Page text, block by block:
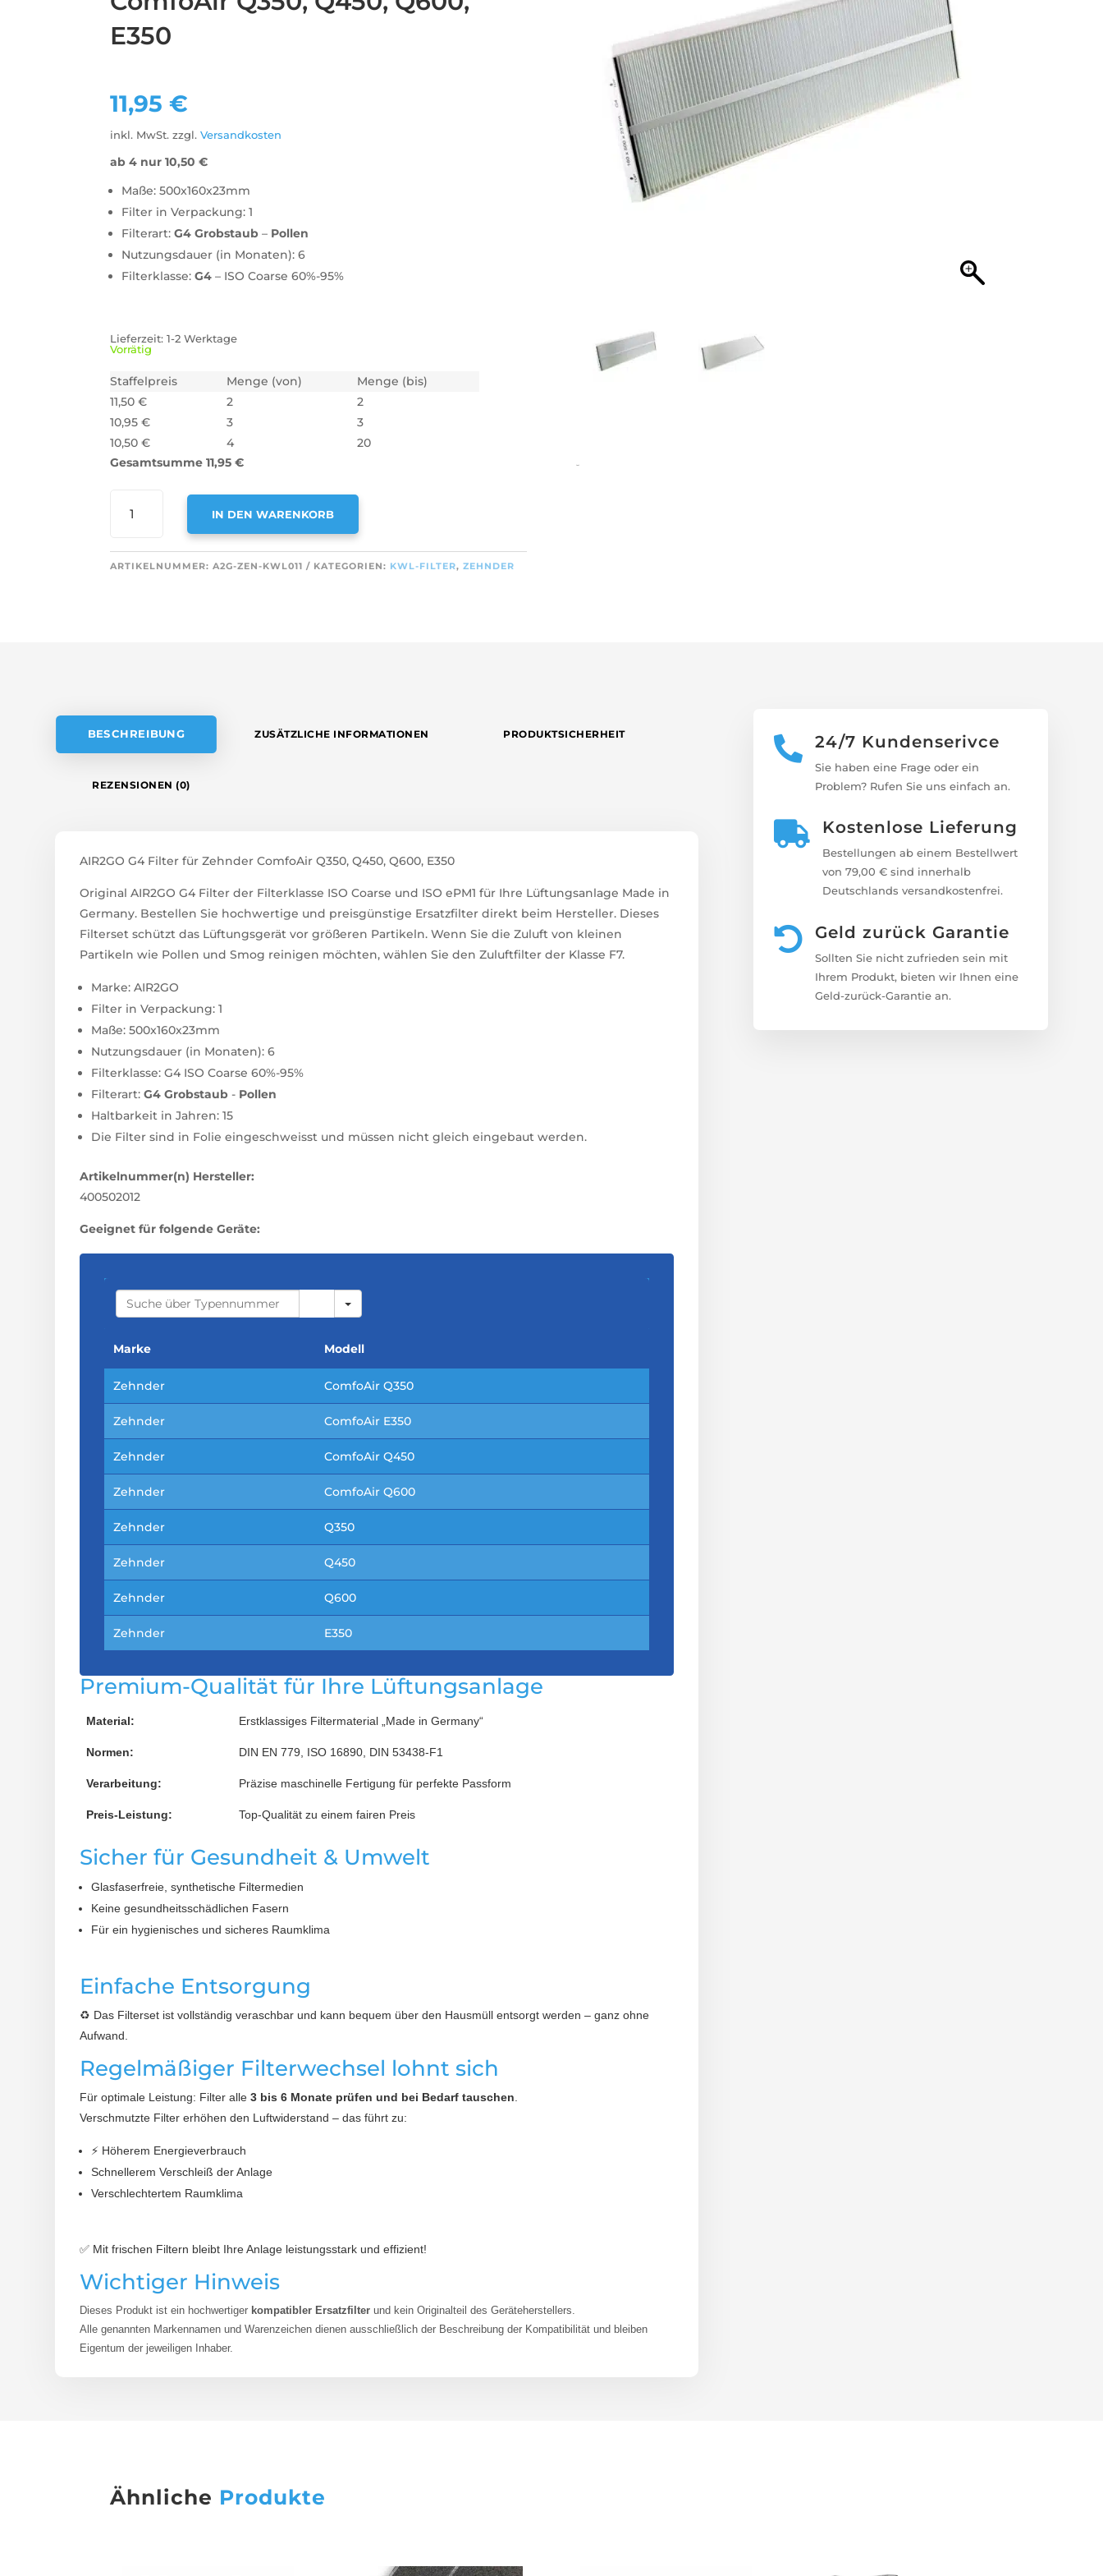
E350
11,95€
inkl. MwSt. zzgl.Versandkosten
ab 4 nur10,50€
Maße: 500x160x23mm
Filter in Verpackung: 1
Filterart:G4 Grobstaub – Pollen
Nutzungsdauer (in Monaten): 6
Filterklasse:G4 – ISO Coarse 60%-95%
Lieferzeit:1-2 Werktage
Vorrätig
Staffelpreis Menge (von)
Menge (bis)
11,50€ 2
2
10,95€ 3
3
10,50€ 4
20
Gesamtsumme 11,95€
FÜR
IN DEN WARENKORB
L
ARTIKELNUMMER:A2G-ZEN-KWL011 KATEGORIEN: KWL-FILTER,ZEHNDER
test
BESCHREIBUNG ZUSÄTZLICHE INFORMATIONEN PRODUKTSICHERHEIT
REZENSIONEN (0)
AIR2GO G4 Filter für Zehnder ComfoAir Q350, Q450, Q600, E350
Original AIR2GO G4 Filter der Filterklasse ISO Coarse und ISO ePM1 für Ihre Lüftungsanlage Made in
Germany. Bestellen Sie hochwertige und preisgünstige Ersatzfilter direkt beim Hersteller. Dieses
Filterset schützt das Lüftungsgerät vor größeren Partikeln. Wenn Sie die Zuluft von kleinen
Partikeln wie Pollen und Smog reinigen möchten, wählen Sie den Zuluftfilter der Klasse F7.
Marke: AIR2GO
Filter in Verpackung: 1
Maße: 500x160x23mm
Nutzungsdauer (in Monaten): 6
Filterklasse: G4 ISO Coarse 60%-95%
Filterart:G4 Grobstaub - Pollen
Haltbarkeit in Jahren: 15
Die Filter sind in Folie eingeschweisst und müssen nicht gleich eingebaut werden.
Artikelnummer(n) Hersteller:
400502012
Geeignet für folgende Geräte:
S
A
C
H
Marke Modell
Zehnder ComfoAir Q350
Zehnder ComfoAir E350
Zehnder ComfoAir Q450
Zehnder ComfoAir Q600
Zehnder Q350
Zehnder Q450
Zehnder Q600
Zehnder E350
Premium-Qualität für Ihre Lüftungsanlage
Material: Erstklassiges Filtermaterial „Made in Germany“
Normen: DIN EN 779, ISO 16890, DIN 53438-F1
Verarbeitung: Präzise maschinelle Fertigung für perfekte Passform
Preis-Leistung: Top-Qualität zu einem fairen Preis
Sicher für Gesundheit & Umwelt
Glasfaserfreie, synthetische Filtermedien
Keine gesundheitsschädlichen Fasern
Für ein hygienisches und sicheres Raumklima
Einfache Entsorgung
♻️ Das Filterset ist vollständig veraschbar und kann bequem über den Hausmüll entsorgt werden – ganz ohne
Aufwand.
Regelmäßiger Filterwechsel lohnt sich
Für optimale Leistung: Filter alle3 bis 6 Monate prüfen und bei Bedarf tauschen
Verschmutzte Filter erhöhen den Luftwiderstand – das führt zu:
⚡ Höherem Energieverbrauch
Schnellerem Verschleiß der Anlage
Verschlechtertem Raumklima
✅ Mit frischen Filtern bleibt Ihre Anlage leistungsstark und effizient!
Wichtiger Hinweis
Dieses Produkt ist ein hochwertiger kompatibler Ersatzfilter und kein Originalteil des Geräteherstellers.
Alle genannten Markennamen und Warenzeichen dienen ausschließlich der Beschreibung der Kompatibilität und bleiben
Eigentum der jeweiligen Inhaber.
 24/7 Kundenserivce
Sie haben eine Frage oder ein
Problem? Rufen Sie uns einfach an.
 Kostenlose Lieferung
Bestellungen ab einem Bestellwert
von 79,00 € sind innerhalb
Deutschlands versandkostenfrei.
 Geld zurück Garantie
Sollten Sie nicht zufrieden sein mit
Ihrem Produkt, bieten wir Ihnen eine
Geld-zurück-Garantie an.
Ähnliche Produkte